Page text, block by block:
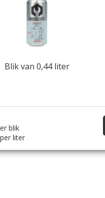
Blik van 0,44 liter
blik
liter